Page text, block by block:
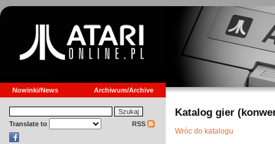
Nowinki/News Archiwum/Archive
Translate to RSS
Katalog gier
Wróc do katalogu